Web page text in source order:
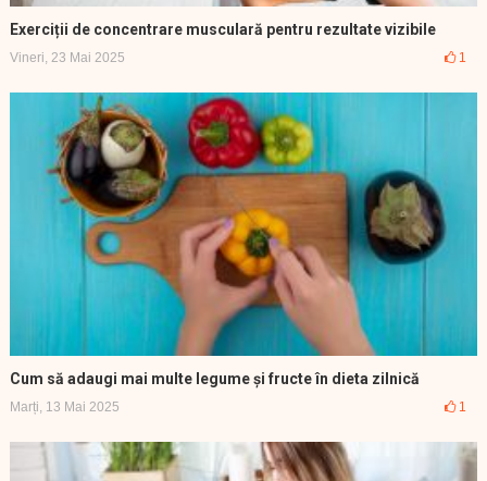
Exerciții de concentrare musculară pentru rezultate vizibile
Vineri, 23 Mai 2025 1
Cum să adaugi mai multe legume și fructe în dieta zilnică
Marți, 13 Mai 2025 1